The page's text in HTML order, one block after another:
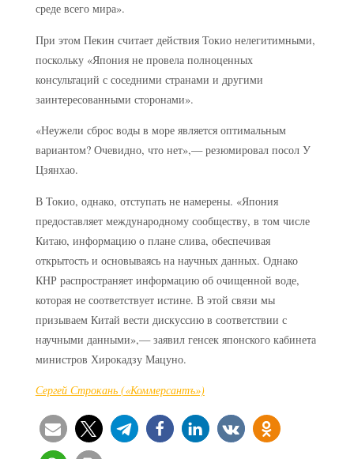
среде всего мира».
При этом Пекин считает действия Токио нелегитимными,
поскольку «Япония не провела полноценных
консультаций с соседними странами и другими
заинтересованными сторонами».
«Неужели сброс воды в море является оптимальным
вариантом? Очевидно, что нет»,— резюмировал посол У
Цзянхао.
В Токио, однако, отступать не намерены. «Япония
предоставляет международному сообществу, в том числе
Китаю, информацию о плане слива, обеспечивая
открытость и основываясь на научных данных. Однако
КНР распространяет информацию об очищенной воде,
которая не соответствует истине. В этой связи мы
призываем Китай вести дискуссию в соответствии с
научными данными»,— заявил генсек японского кабинета
министров Хирокадзу Мацуно.
Сергей Строкань («Коммерсантъ»)